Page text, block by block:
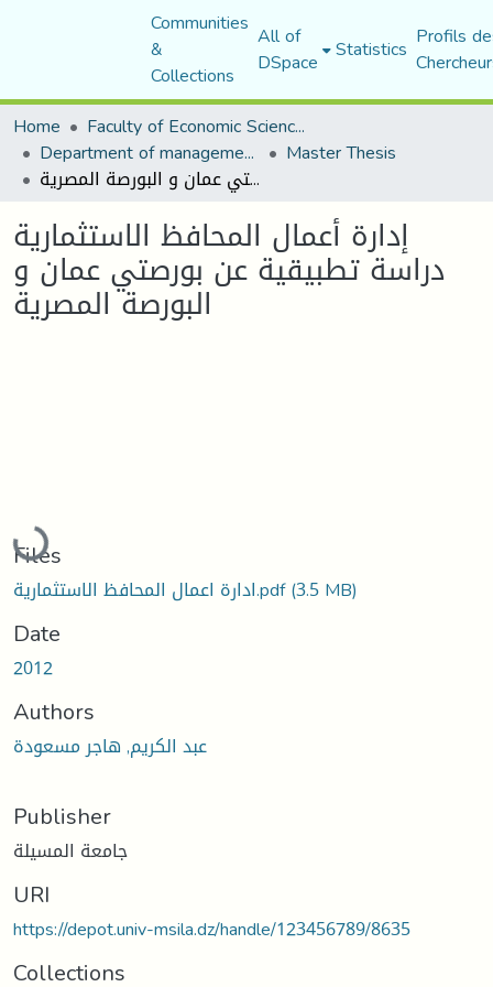
Communities
&
Collections
All of
DSpace Statistics Profils
Home
Faculty of Economic Sciences, Commerce and Management Sciences
Department of management sciences Master Thesis
إدارة أعمال المحافظ الاستثمارية دراسة تطبيقية عن بورصتي عمان و البورصة المصرية
إدارة أعمال المحافظ الاستثمارية
دراسة تطبيقية عن بورصتي عمان و
البورصة المصرية
Loading...
Files
ادارة اعمال المحافظ الاستثمارية.pdf(3.5 MB)
Date
2012
Authors
عبد الكريم, هاجر مسعودة
Publisher
جامعة المسيلة
URI
https://depot.univ-msila.dz/handle/123456789/8635
Collections